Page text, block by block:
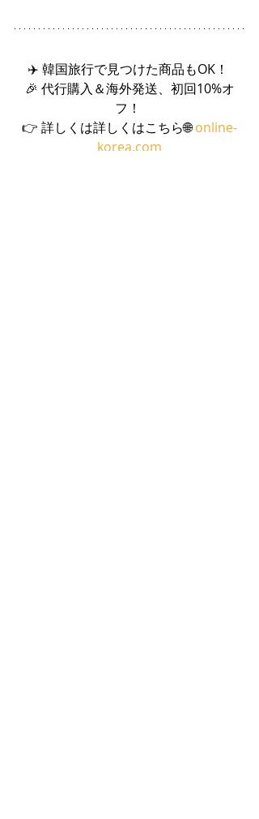
✈️ 韓国旅行で見つけた商品もOK！
🎉 代行購入＆海外発送、初回10%オ
フ！
👉 詳しくは詳しくはこちら🌐 online-
korea.com